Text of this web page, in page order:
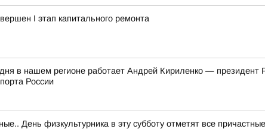
I этап капитального ремонта
в нашем регионе работает Андрей Кириленко —
России
День физкультурника в эту субботу отметят все